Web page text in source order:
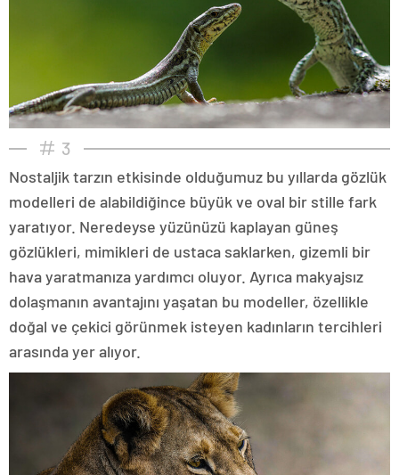
3
Nostaljik tarzın etkisinde olduğumuz bu yıllarda gözlük
modelleri de alabildiğince büyük ve oval bir stille fark
yaratıyor. Neredeyse yüzünüzü kaplayan güneş
gözlükleri, mimikleri de ustaca saklarken, gizemli bir
hava yaratmanıza yardımcı oluyor. Ayrıca makyajsız
dolaşmanın avantajını yaşatan bu modeller, özellikle
doğal ve çekici görünmek isteyen kadınların tercihleri
arasında yer alıyor.